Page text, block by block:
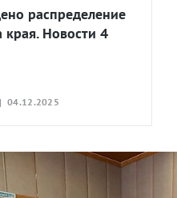
распределение
Новости 4
04.12.2025